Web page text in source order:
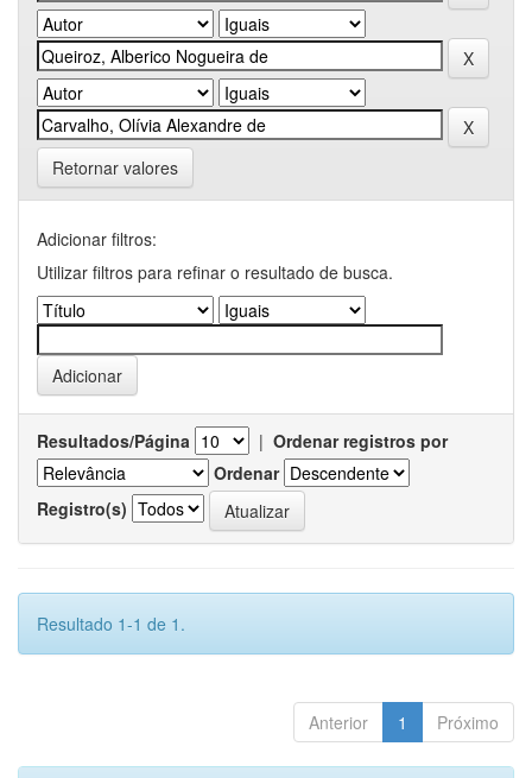
Retornar valores
Adicionar filtros:
Utilizar filtros para refinar o resultado de busca.
Resultados/Página | Ordenar registros por
Ordenar
Registro(s)
Resultado 1-1 de 1.
Anterior 1 Próximo